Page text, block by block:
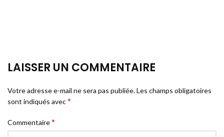
LAISSER UN COMMENTAIRE
Votre adresse e-mail ne sera pas publiée.Les champs obligatoires
sont indiqués avec*
Commentaire*